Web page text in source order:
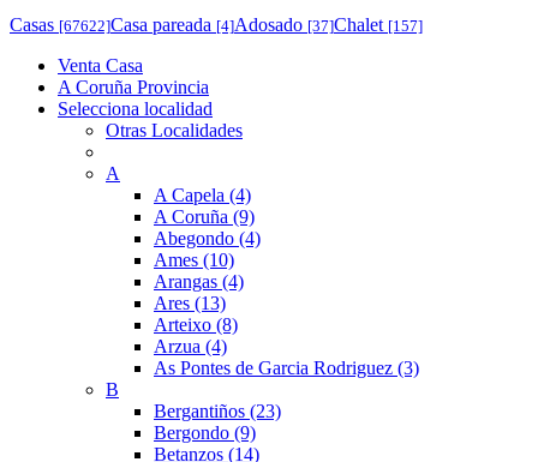
Casas [67622]Casa pareada [4]Adosado [37]Chalet [157]
Venta Casa
A Coruña Provincia
Selecciona localidad
Otras Localidades
A
A Capela (4)
A Coruña (9)
Abegondo (4)
Ames (10)
Arangas (4)
Ares (13)
Arteixo (8)
Arzua (4)
As Pontes de Garcia Rodriguez (3)
B
Bergantiños (23)
Bergondo (9)
Betanzos (14)